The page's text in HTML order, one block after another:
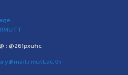
:
: @261pxuhc